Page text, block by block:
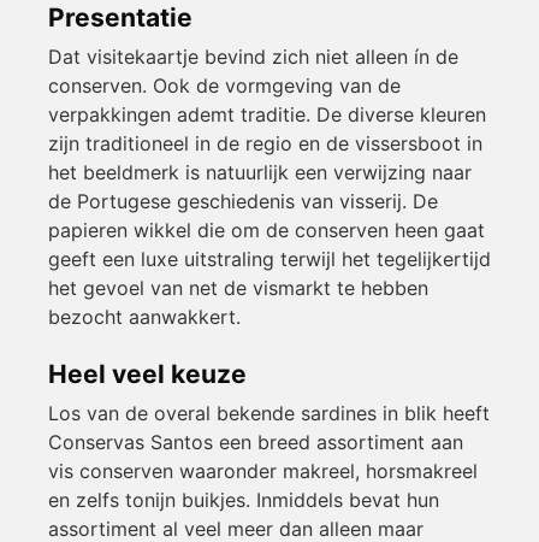
Presentatie
Dat visitekaartje bevind zich niet alleen ín de
conserven. Ook de vormgeving van de
verpakkingen ademt traditie. De diverse kleuren
zijn traditioneel in de regio en de vissersboot in
het beeldmerk is natuurlijk een verwijzing naar
de Portugese geschiedenis van visserij. De
papieren wikkel die om de conserven heen gaat
geeft een luxe uitstraling terwijl het tegelijkertijd
het gevoel van net de vismarkt te hebben
bezocht aanwakkert.
Heel veel keuze
Los van de overal bekende sardines in blik heeft
Conservas Santos een breed assortiment aan
vis conserven waaronder makreel, horsmakreel
en zelfs tonijn buikjes. Inmiddels bevat hun
assortiment al veel meer dan alleen maar